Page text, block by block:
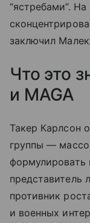
“ястребами”.
заключил
Что это
и MAGA
Такер Карлсон
группы —
представитель
противник
и военных